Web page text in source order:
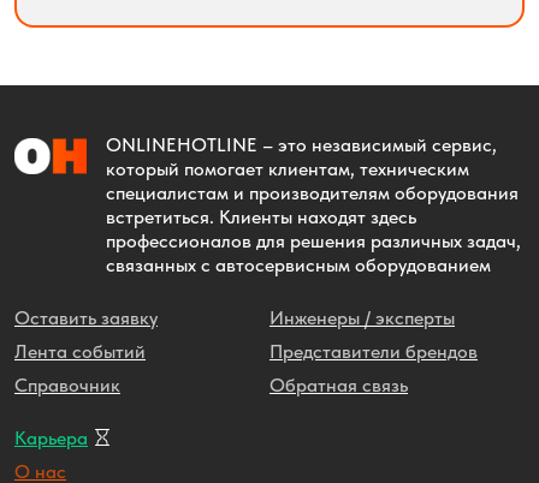
ONLINEHOTLINE – это независимый сервис,
который помогает клиентам, техническим
специалистам и производителям оборудования
встретиться. Клиенты находят здесь
профессионалов для решения различных задач,
связанных с автосервисным оборудованием
Оставить заявку
Лента событий
Справочник
Инженеры / эксперты
Представители брендов
Обратная связь
Карьера
О нас